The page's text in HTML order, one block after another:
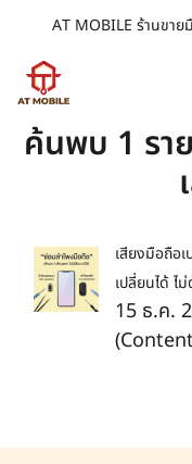
AT MOBILE ร้านขา
ค้นพบ 1 รา
เสียงมือถือเ
เปลี่ยนได้ ไ
15 ธ.ค.